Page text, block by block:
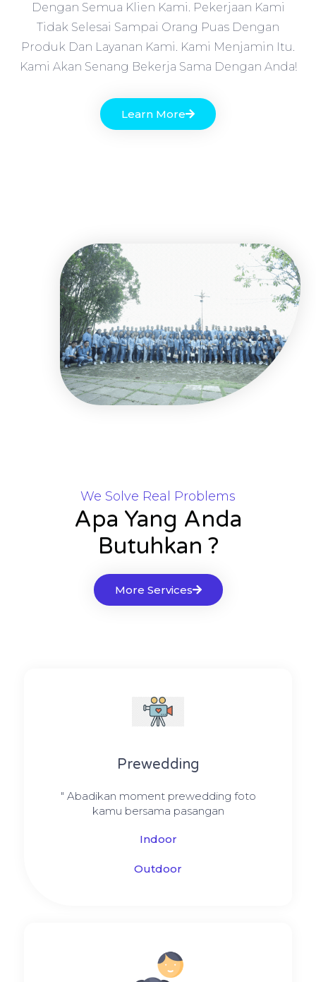
Dengan Semua Klien Kami. Pekerjaan Kami
Tidak Selesai Sampai Orang Puas Dengan
Produk Dan Layanan Kami. Kami Menjamin Itu.
Kami Akan Senang Bekerja Sama Dengan Anda!
Learn More
We Solve Real Problems
Apa Yang Anda
Butuhkan ?
More Services
Prewedding
" Abadikan moment prewedding foto
kamu bersama pasangan
Indoor
Outdoor